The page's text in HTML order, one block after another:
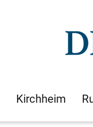
Kirchheim